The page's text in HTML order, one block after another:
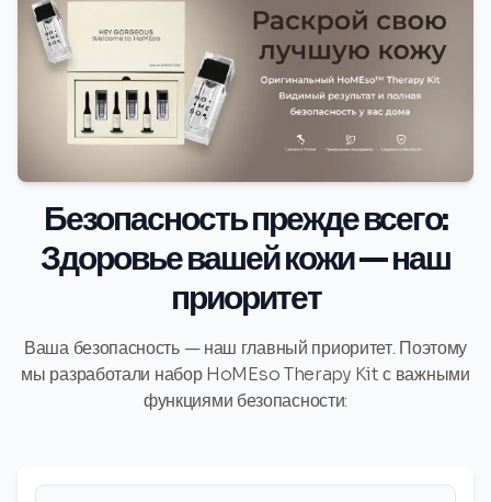
Безопасность прежде всего:
Здоровье вашей кожи — наш
приоритет
Ваша безопасность — наш главный приоритет. Поэтому
мы разработали набор HoMEso Therapy Kit с важными
функциями безопасности: